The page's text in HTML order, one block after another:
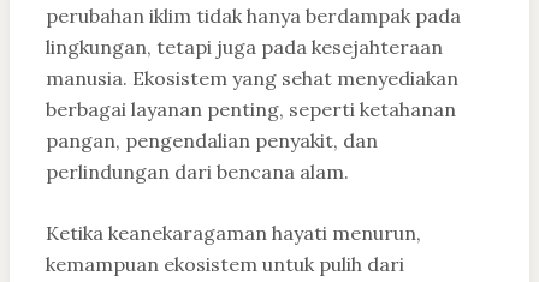
perubahan iklim tidak hanya berdampak pada
lingkungan, tetapi juga pada kesejahteraan
manusia. Ekosistem yang sehat menyediakan
berbagai layanan penting, seperti ketahanan
pangan, pengendalian penyakit, dan
perlindungan dari bencana alam.
Ketika keanekaragaman hayati menurun,
kemampuan ekosistem untuk pulih dari